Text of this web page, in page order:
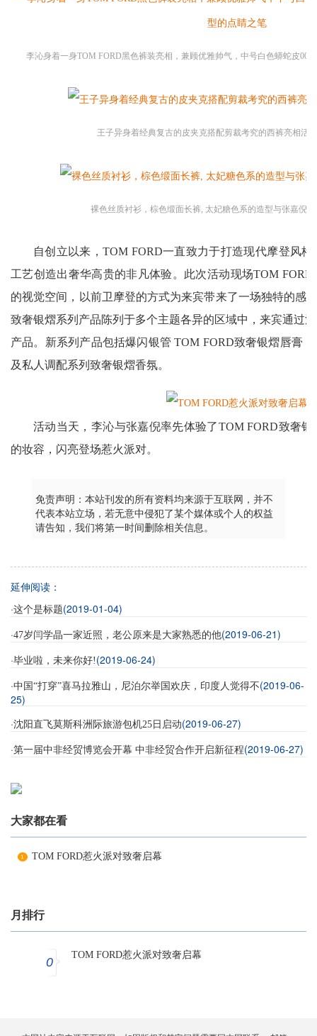
李沁身着一身TOM FORD黑色裤装亮相，兼顾优雅帅气，中号白色蟒蛇皮
王子异身着经典复古的皮夹克搭配剪裁考究的西裤亮相活
裸色丝质衬衫，棕色缎面长裤, 太妃糖色系的造型与张嘉倪
自创立以来，TOM FORD一直致力于打造现代摩登风
工艺创造出奢华高贵的非凡体验。此次活动现场TOM
的视觉空间，以前卫摩登的方式为来宾带来了一场独特的感
致奢银熠系列产品陈列于多个主题各异的区域中，来宾通过
产品。新系列产品包括爆闪银管 TOM FORD致奢银熠唇膏
及私人调配系列致奢银熠香氛。
活动当天，李沁与张嘉倪率先体验了TOM FORD致奢
的妆容，闪亮登场惹火派对。
免责声明：本站刊发的所有资料均来源于互联网，并不
代表本站立场，若无意中侵犯了某个媒体或个人的权益
请告知，我们将第一时间删除相关信息。
延伸阅读：
·这个是标题(2019-01-04)
·47岁闫学晶一家近照，老公原来是大家熟悉的他(2019-06-21)
·毕业啦，未来你好! (2019-06-24)
·中国“打穿”喜马拉雅山，尼泊尔举国欢庆，印度人觉得不(2019-06-
25)
·沈阳直飞莫斯科洲际旅游包机25日启动(2019-06-27)
·第一届中非经贸博览会开幕 中非经贸合作开启新征程(2019-06-27)
大家都在看
TOM FORD惹火派对致奢启幕
月排行
0
TOM FORD惹火派对致奢启幕